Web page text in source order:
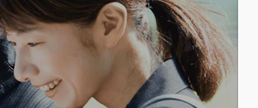
月 成交
天廈
市四維路
總價
490萬
月 成交
典藏
市慈祥路
1,808